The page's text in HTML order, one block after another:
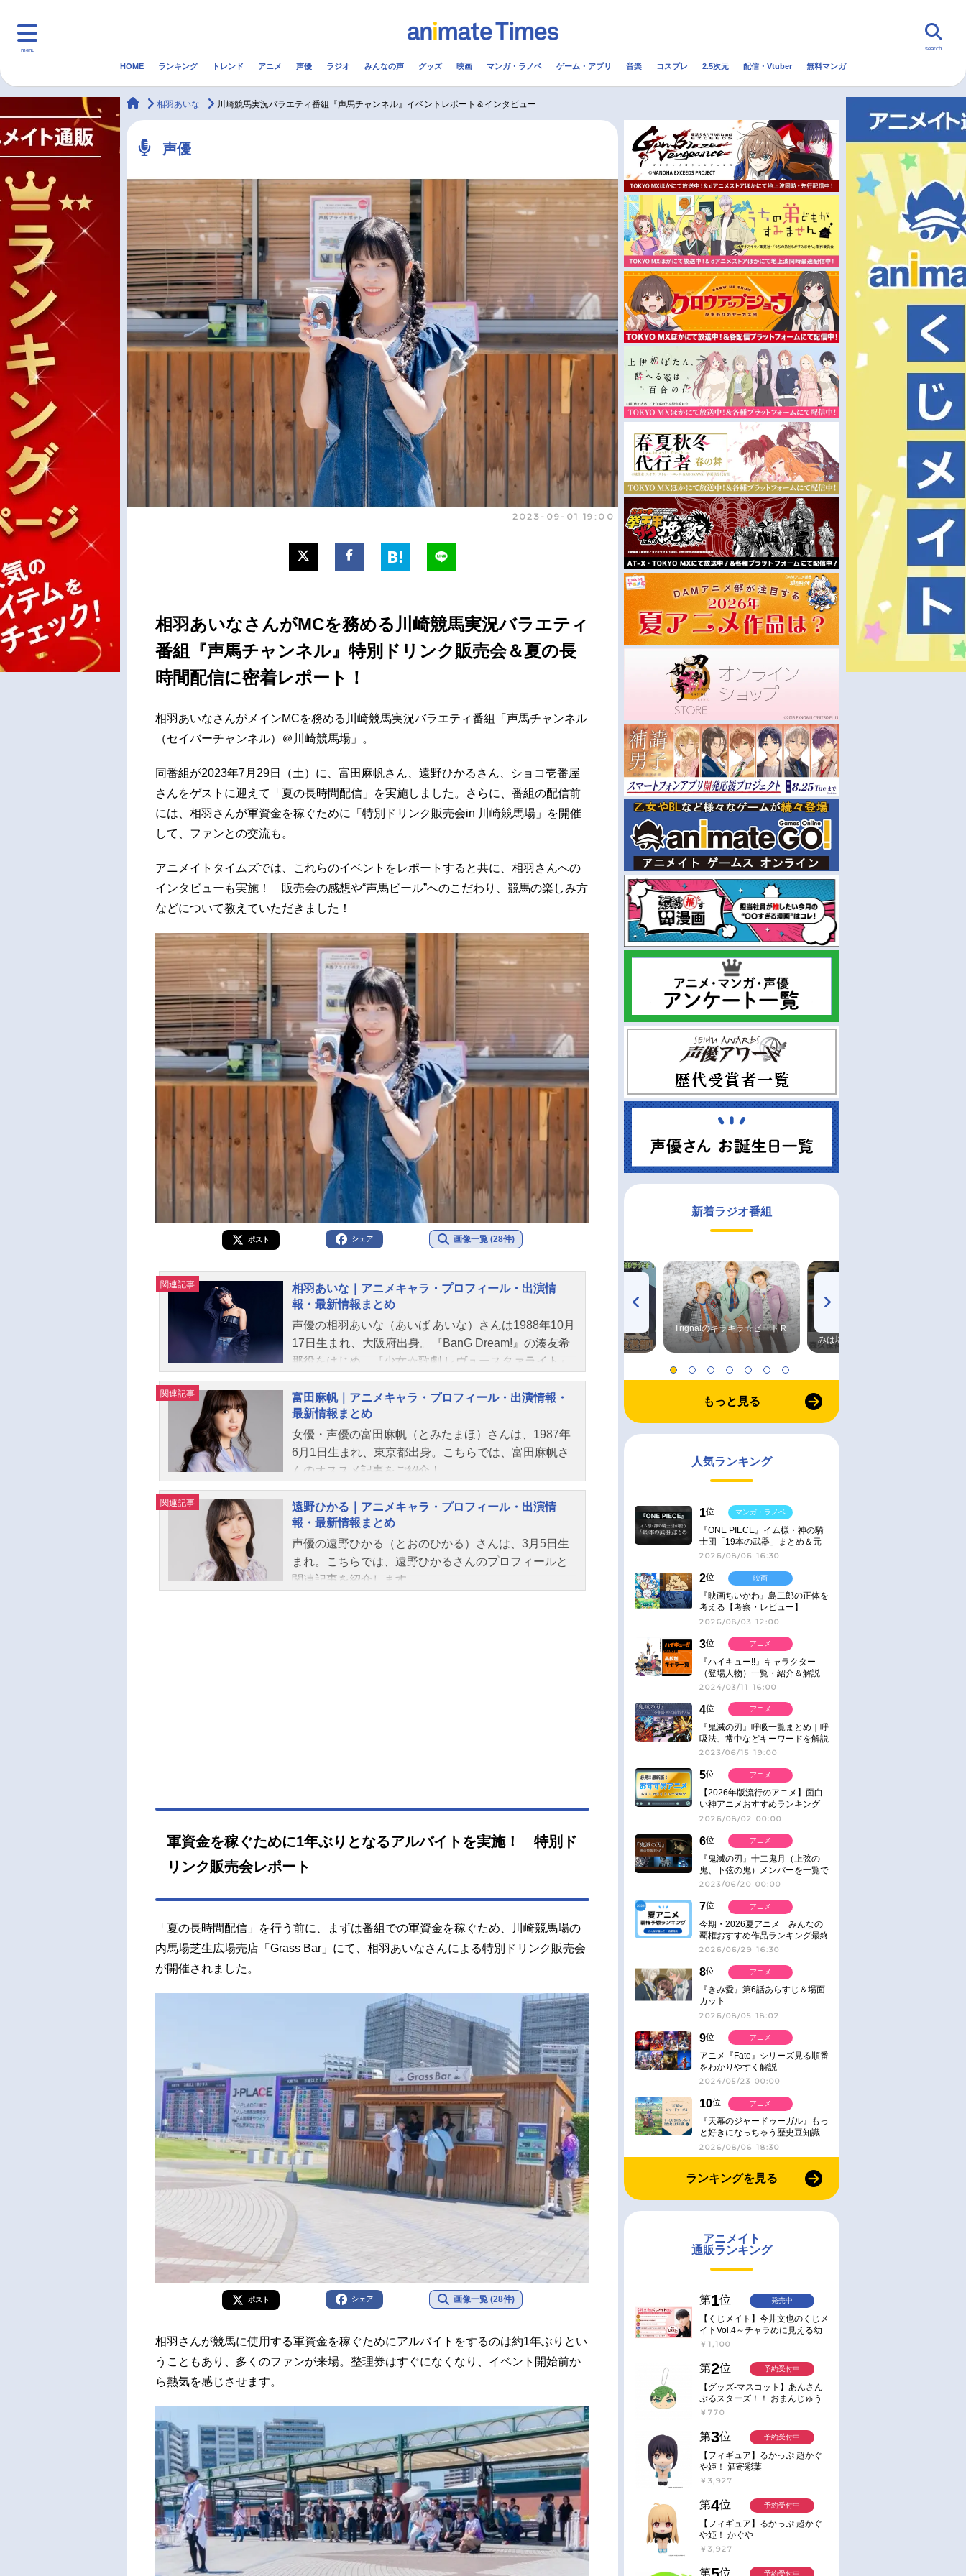
menu
マンガ・ラノベ ゲーム・アプリ 配信・Vtuber トレンド 無料マンガ
最新記事一覧
アニメ記事一覧
声優記事一覧
アニメ映画一覧
実写化映画一覧
男性声優/女性声優一覧
今期アニメ曜日別一覧
夏アニメ
秋アニメ
冬アニメ
FOLLOW US
search
HOME ランキング トレンド アニメ 声優 ラジオ みんなの声 グッズ 映画 マンガ・ラノベ ゲーム・アプリ 音楽 コスプレ 2.5次元 配信・Vtuber 無料マンガ
animateTimes
相羽あいな 川崎競馬実況バラエティ番組『声馬チャンネル』イベントレポート＆インタビュー
声優
2023-09-01 19:00
相羽あいなさんがMCを務める川崎競馬実況バラエティ
番組『声馬チャンネル』特別ドリンク販売会＆夏の長
時間配信に密着レポート！
相羽あいなさんがメインMCを務める川崎競馬実況バラエティ番組「声馬チャンネル
（セイバーチャンネル）＠川崎競馬場」。
同番組が2023年7月29日（土）に、富田麻帆さん、遠野ひかるさん、ショコ壱番屋
さんをゲストに迎えて「夏の長時間配信」を実施しました。さらに、番組の配信前
には、相羽さんが軍資金を稼ぐために「特別ドリンク販売会in 川崎競馬場」を開催
して、ファンとの交流も。
アニメイトタイムズでは、これらのイベントをレポートすると共に、相羽さんへの
インタビューも実施！ 販売会の感想や“声馬ビール”へのこだわり、競馬の楽しみ方
などについて教えていただきました！
ポスト シェア 画像一覧 (28件)
関連記事
相羽あいな｜アニメキャラ・プロフィール・出演情
報・最新情報まとめ
声優の相羽あいな（あいば あいな）さんは1988年10月
17日生まれ、大阪府出身。『BanG Dream!』の湊友希
那役をはじめ、『少女☆歌劇 レヴュースタァライト』
の西條クロディーヌ役など、人気作品のキャラクター
を演じています。こちらでは、相羽あいなさんのオス
スメ記事をご紹介！
関連記事
富田麻帆｜アニメキャラ・プロフィール・出演情報・
最新情報まとめ
女優・声優の富田麻帆（とみたまほ）さんは、1987年
6月1日生まれ、東京都出身。こちらでは、富田麻帆さ
んのオススメ記事をご紹介！
関連記事
遠野ひかる｜アニメキャラ・プロフィール・出演情
報・最新情報まとめ
声優の遠野ひかる（とおのひかる）さんは、3月5日生
まれ。こちらでは、遠野ひかるさんのプロフィールと
関連記事を紹介します。
軍資金を稼ぐために1年ぶりとなるアルバイトを実施！ 特別ド
リンク販売会レポート
「夏の長時間配信」を行う前に、まずは番組での軍資金を稼ぐため、川崎競馬場の
内馬場芝生広場売店「Grass Bar」にて、相羽あいなさんによる特別ドリンク販売会
が開催されました。
ポスト シェア 画像一覧 (28件)
相羽さんが競馬に使用する軍資金を稼ぐためにアルバイトをするのは約1年ぶりとい
うこともあり、多くのファンが来場。整理券はすぐになくなり、イベント開始前か
ら熱気を感じさせます。
新着ラジオ番組
TVアニメ『戦隊大失格』
radio 大直会 2nd season
ハイキュー!! 烏野高校放送部! Trignalのキラキラ☆ビートＲ
みは塩だけ
もっと見る
人気ランキング
1位
『ONE PIECE』イム様・神の騎
士団「19本の武器」まとめ＆元
ネタ
2026/08/06 16:30
マンガ・ラノベ
2位
『映画ちいかわ』島二郎の正体を
考える【考察・レビュー】
2026/08/03 12:00
映画
3位
『ハイキュー!!』キャラクター
（登場人物）一覧・紹介＆解説
2024/03/11 16:00
アニメ
4位
『鬼滅の刃』呼吸一覧まとめ｜呼
吸法、常中などキーワードを解説
2023/06/15 19:00
アニメ
5位
【2026年版流行のアニメ】面白
い神アニメおすすめランキング
【名作・話題作】｜ジャンル別人
2026/08/02 00:00
アニメ
6位
『鬼滅の刃』十二鬼月（上弦の
鬼、下弦の鬼）メンバーを一覧で
紹介＆解説（登場鬼の情報まと
2023/06/20 00:00
アニメ
7位
今期・2026夏アニメ みんなの
覇権おすすめ作品ランキング最終
結果発表！
2026/06/29 16:30
アニメ
8位
『きみ愛』第6話あらすじ＆場面
カット
2026/08/05 18:02
アニメ
9位
アニメ『Fate』シリーズ見る順番
をわかりやすく解説
2024/05/23 00:00
アニメ
10位
『天幕のジャードゥーガル』もっ
と好きになっちゃう歴史豆知識
2026/08/06 18:30
アニメ
ランキングを見る
アニメイト
通販ランキング
第1位
【くじメイト】今井文也のくじメ
イトVol.4～チャラめに見える幼
馴染、実は一途で独占欲が強いん
￥1,100
発売中
第2位
【グッズ-マスコット】あんさん
ぶるスターズ！！ おまんじゅう
にぎにぎマスコット ねくすと2
￥770
予約受付中
第3位
【フィギュア】るかっぷ 超かぐ
や姫！ 酒寄彩葉
￥3,927
予約受付中
第4位
【フィギュア】るかっぷ 超かぐ
や姫！ かぐや
￥3,927
予約受付中
第 位 予約受付中